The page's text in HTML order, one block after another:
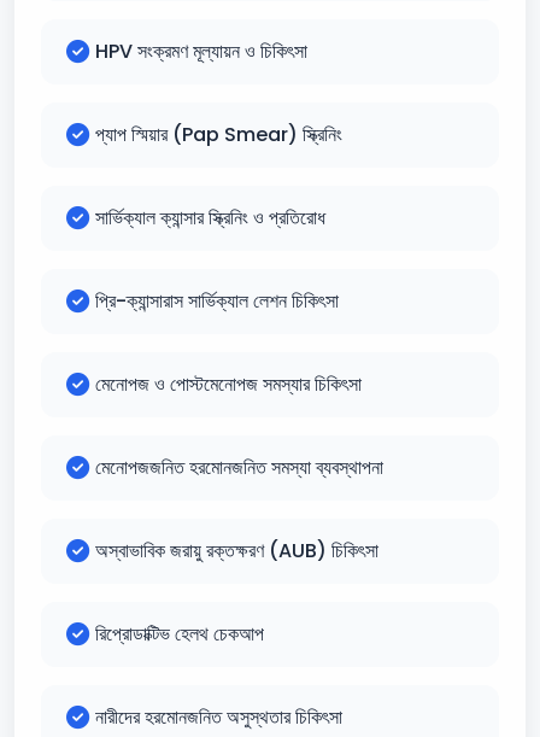
HPV সংক্রমণ মূল্যায়ন ও চিকিৎসা
প্যাপ স্মিয়ার (Pap Smear) স্ক্রিনিং
সার্ভিক্যাল ক্যান্সার স্ক্রিনিং ও প্রতিরোধ
প্রি-ক্যান্সারাস সার্ভিক্যাল লেশন চিকিৎসা
মেনোপজ ও পোস্টমেনোপজ সমস্যার চিকিৎসা
মেনোপজজনিত হরমোনজনিত সমস্যা ব্যবস্থাপনা
অস্বাভাবিক জরায়ু রক্তক্ষরণ (AUB) চিকিৎসা
রিপ্রোডাক্টিভ হেলথ চেকআপ
নারীদের হরমোনজনিত অসুস্থতার চিকিৎসা